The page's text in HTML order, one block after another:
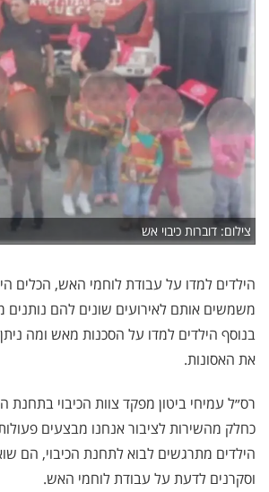
צילום: דוברות כיבוי אש
הילדים למדו על עבודת לוחמי האש, הכלים
משמשים אותם לאירועים שונים להם נותנים
בנוסף הילדים למדו על הסכנות מאש ומה
את האסונות.
רס״ל עמיחי ביטון מפקד צוות הכיבוי
כחלק מהשירות לציבור אנחנו מבצעים
הילדים מתרגשים לבוא לתחנת הכיבוי, הם
וסקרנים לדעת על עבודת לוחמי האש.